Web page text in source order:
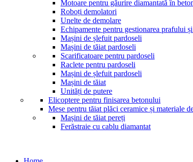
Motoare pentru găurire diamantată în
Roboți demolatori
Unelte de demolare
Echipamente pentru gestionarea prafului
Mașini de șlefuit pardoseli
Mașini de tăiat pardoseli
Scarificatoare pentru pardoseli
Raclete pentru pardoseli
Mașini de șlefuit pardoseli
Mașini de tăiat
Unități de putere
Elicoptere pentru finisarea betonului
Mese pentru tăiat plăci ceramice și materiale
Mașini de tăiat pereți
Ferăstraie cu cablu diamantat